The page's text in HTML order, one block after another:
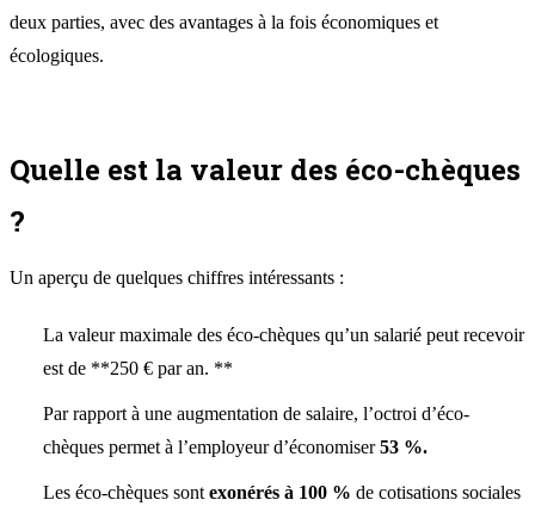
deux parties, avec des avantages à la fois économiques et
écologiques.
Quelle est la valeur des éco-chèques
?
Un aperçu de quelques chiffres intéressants :
La valeur maximale des éco-chèques qu’un salarié peut recevoir
est de **250 € par an. **
Par rapport à une augmentation de salaire, l’octroi d’éco-
chèques permet à l’employeur d’économiser53 %.
Les éco-chèques sont exonérés à 100 % de cotisations sociales